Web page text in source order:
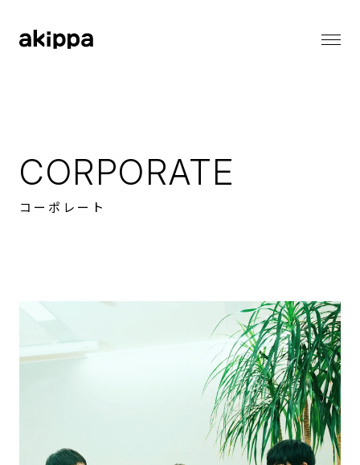
CORPORATE
コーポレート
コーポレートフィロソフィー
会社概要
役員紹介
ニュース
職種一覧